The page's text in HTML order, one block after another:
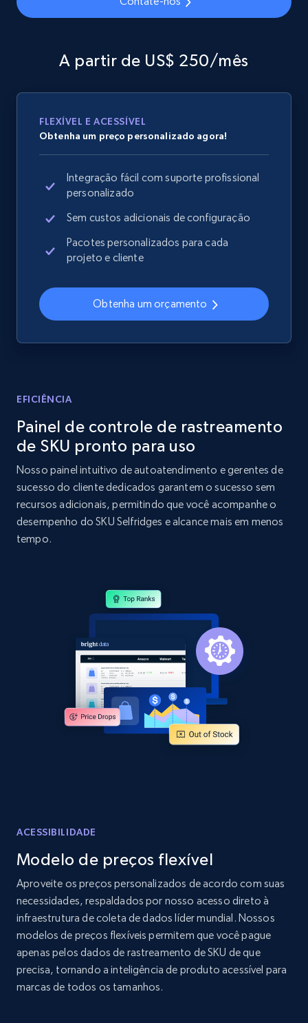
Home Depot US - Gather data on products
Sku, Product id, Product name, Manufacturer,
2.1K+ 355+
Home Depot US - Discover products by
specified URL
URL, Domain, Country code, Model number,
Sku, Product id, Product name, Manufacturer,
and more.
2.1K+ 355+ Comece agora
URL, Domain, Country code, Model number,
and more.
Home Depot US - Discovery products by
specific category URL
Comece agora
Amazon products global dataset
Title, Seller name, Brand, Description, Initial
price, Currency, Availability, Reviews count, and
Amazon products global dataset - Collects
products by specific category URL
Title, Seller name, Brand, Description, Initial
price, Currency, Availability, Reviews count, and
more.
2.1K+ 375+ Comece agora
A partir de US$ 250/mês
FLEXÍVEL E ACESSÍVEL
Obtenha um preço personalizado agora!
Integração fácil com suporte profissional
personalizado
Sem custos adicionais de configuração
Pacotes personalizados para cada
projeto e cliente
Obtenha um orçamento
EFICIÊNCIA
Painel de controle de rastreamento
de SKU pronto para uso
Nosso painel intuitivo de autoatendimento e gerentes de
sucesso do cliente dedicados garantem o sucesso sem
recursos adicionais, permitindo que você acompanhe o
desempenho do SKU Selfridges e alcance mais em menos
tempo.
ACESSIBILIDADE
Modelo de preços flexível
Aproveite os preços personalizados de acordo com suas
necessidades, respaldados por nosso acesso direto à
infraestrutura de coleta de dados líder mundial. Nossos
modelos de preços flexíveis permitem que você pague
apenas pelos dados de rastreamento de SKU de que
precisa, tornando a inteligência de produto acessível para
marcas de todos os tamanhos.